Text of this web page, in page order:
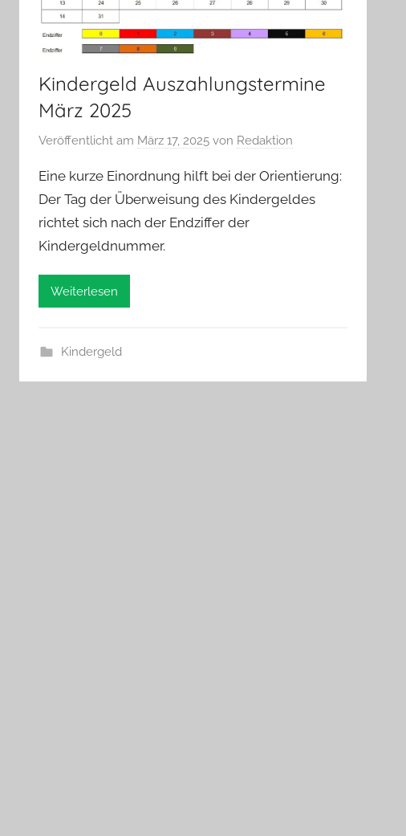
Kindergeld Auszahlungstermine
März 2025
Veröffentlicht am März 17, 2025 von Redaktion
Eine kurze Einordnung hilft bei der Orientierung:
Der Tag der Überweisung des Kindergeldes
richtet sich nach der Endziffer der
Kindergeldnummer.
Weiterlesen
Kindergeld